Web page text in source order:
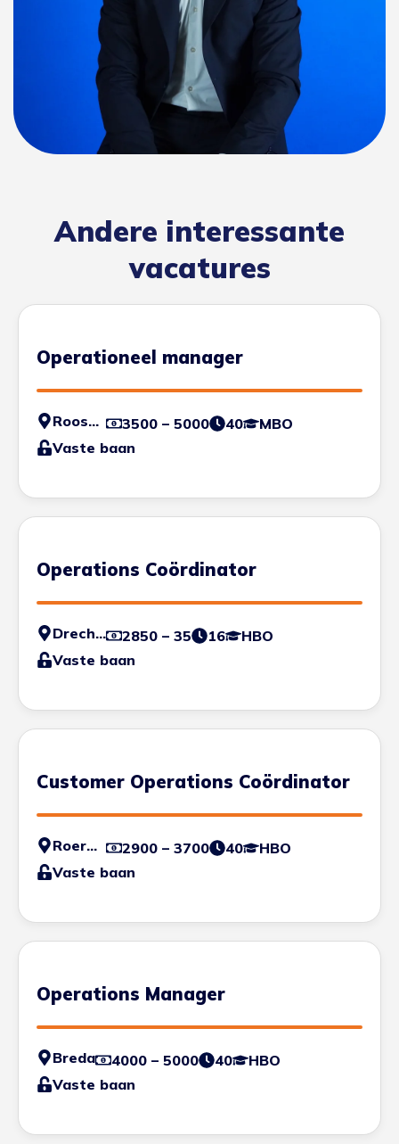
Andere interessante
vacatures
Operationeel manager
Roosendaal 3500 – 5000 40
MBO
Vaste baan
Operations Coördinator
Drechtsteden 2850 – 35 16
HBO
Vaste baan
Customer Operations Coördinator
Roermond 2900 – 3700 40
HBO
Vaste baan
Operations Manager
Breda 4000 – 5000 40
HBO
Vaste baan